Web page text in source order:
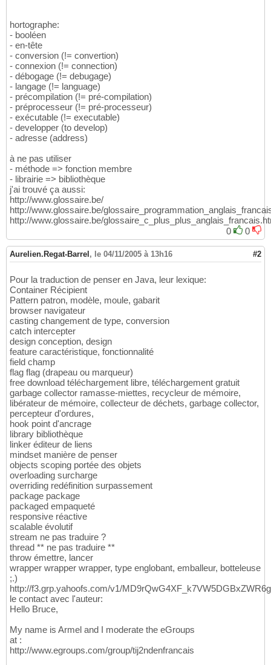
hortographe:
- booléen
- en-tête
- conversion (!= convertion)
- connexion (!= connection)
- débogage (!= debugage)
- langage (!= language)
- précompilation (!= pré-compilation)
- préprocesseur (!= pré-processeur)
- exécutable (!= executable)
- developper (to develop)
- adresse (address)
à ne pas utiliser
- méthode => fonction membre
- librairie => bibliothèque
j'ai trouvé ça aussi:
http://www.glossaire.be/
http://www.glossaire.be/
http://www.glossaire.be/
0
0
Aurelien.Regat-Barrel , le 04/11/2005 à 13h16 #2
Pour la traduction de penser en Java, leur lexique:
Container Récipient
Pattern patron, modèle, moule, gabarit
browser navigateur
casting changement de type, conversion
catch intercepter
design conception, design
feature caractéristique, fonctionnalité
field champ
flag flag (drapeau ou marqueur)
free download téléchargement libre, téléchargement gratuit
garbage collector ramasse-miettes, recycleur de mémoire,
libérateur de mémoire, collecteur de déchets, garbage collector,
percepteur d'ordures,
hook point d'ancrage
library bibliothèque
linker éditeur de liens
mindset manière de penser
objects scoping portée des objets
overloading surcharge
overriding redéfinition surpassement
package package
packaged empaqueté
responsive réactive
scalable évolutif
stream ne pas traduire ?
thread ** ne pas traduire **
throw émettre, lancer
wrapper wrapper wrapper, type englobant, emballeur, botteleuse
;.)
http://f3.grp.yahoofs.com/v1/
le contact avec l'auteur:
Hello Bruce,
My name is Armel and I moderate the eGroups
at :
http://www.egroups.com/group/tij2ndenfrancais